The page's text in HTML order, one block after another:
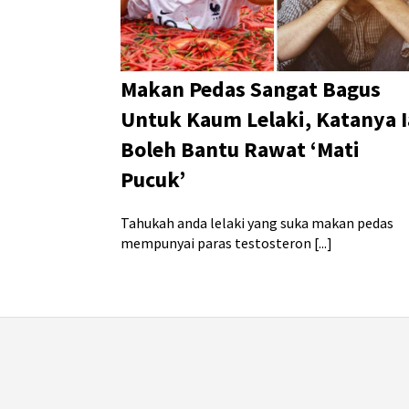
Makan Pedas Sangat Bagus
Untuk Kaum Lelaki, Katanya
Boleh Bantu Rawat ‘Mati
Pucuk’
Tahukah anda lelaki yang suka makan pedas
mempunyai paras testosteron [...]